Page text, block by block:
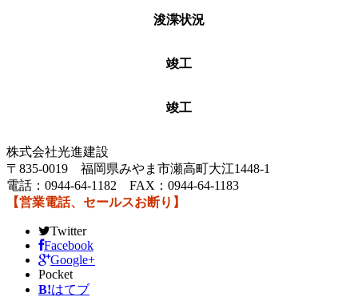
浚渫状況
竣工
竣工
株式会社光進建設
〒835-0019 福岡県みやま市瀬高町大江1448-1
電話：0944-64-1182 FAX：0944-64-1183
【営業電話、セールスお断り】
Twitter
Facebook
Google+
Pocket
B!はてブ